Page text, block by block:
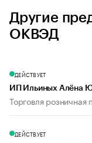
Другие
ОКВЭД
ДЕЙСТВУЕТ
ИП Ильиных Алёна
Торговля розничная
ДЕЙСТВУЕТ